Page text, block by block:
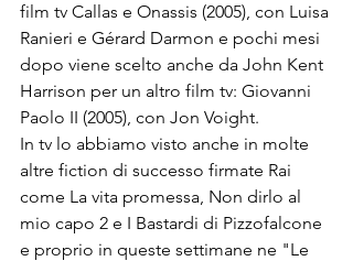
film tv Callas e Onassis (2005), con Luisa
Ranieri e Gérard Darmon e pochi mesi
dopo viene scelto anche da John Kent
Harrison per un altro film tv: Giovanni
Paolo II (2005), con Jon Voight.
In tv lo abbiamo visto anche in molte
altre fiction di successo firmate Rai
come La vita promessa, Non dirlo al
mio capo 2 e I Bastardi di Pizzofalcone
e proprio in queste settimane ne "Le